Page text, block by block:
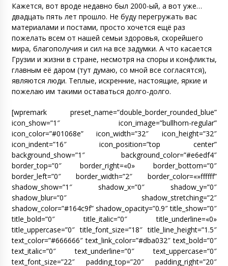
Кажется, вот вроде недавно был 2000-ый, а вот уже…
двадцать пять лет прошло. Не буду перегружать вас
материалами и постами, просто хочется ещё раз
пожелать всем от нашей семьи здоровья, скорейшего
мира, благополучия и сил на все задумки. А что касается
Грузии и жизни в стране, несмотря на споры и конфликты,
главным её даром (тут думаю, со мной все согласятся),
являются люди. Теплые, искренние, настоящие, яркие и
пожелаю им такими оставаться долго-долго.
[wpremark preset_name=”double_border_rounded_blue”
icon_show=”1″ icon_image=”bullhorn-regular”
icon_color=”#01068e” icon_width=”32″ icon_height=”32″
icon_indent=”16″ icon_position=”top center”
background_show=”1″ background_color=”#e6edf4″
border_top=”0″ border_right=«0» border_bottom=”0″
border_left=”0″ border_width=”2″ border_color=«»ffffff”
shadow_show=”1″ shadow_x=”0″ shadow_y=”0″
shadow_blur=”0″ shadow_stretching=”2″
shadow_color=”#164c9f” shadow_opacity=”0.9″ title_show=”0″
title_bold=”0″ title_italic=”0″ title_underline=«0»
title_uppercase=”0″ title_font_size=”18″ title_line_height=”1.5″
text_color=”#666666″ text_link_color=”#dba032″ text_bold=”0″
text_italic=”0″ text_underline=”0″ text_uppercase=”0″
text_font_size=”22″ padding_top=”20″ padding_right=”20″